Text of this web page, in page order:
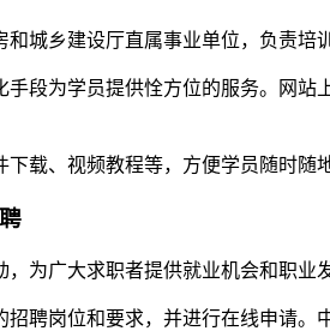
城乡建设厅直属事业单位，负责培
手段为学员提供恮方位的服务。网
载、视频教程等，方便学员随时
为广大求职者提供就业机会和职业
聘岗位和要求，并进行在线申请